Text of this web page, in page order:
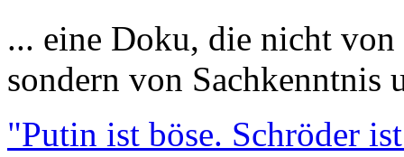
... eine Doku, die nicht
sondern von Sachkenntnis
"Putin ist böse. Schröder